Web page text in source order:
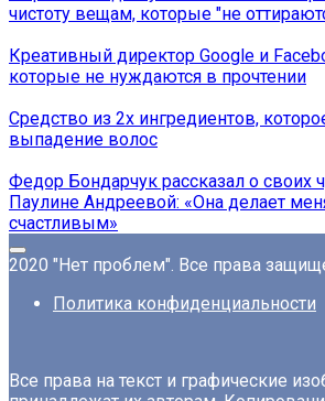
чистоту вещам, которые ″не
Креативный директор Google и
которые не нуждаются в прочтении
Средство из 2х ингредиентов,
выпадение волос
Федор Бондарчук рассказал о своих
Паулине Андреевой: «Она делает
счастливым»
2020 "Нет проблем". Все права
Политика конфиденциальности
Все права на текст и графические